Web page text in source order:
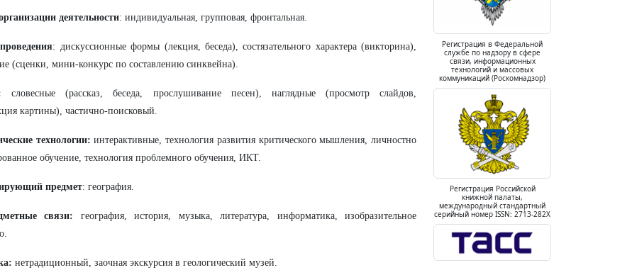
деятельности: индивидуальная, групповая, фронтальная.
: дискуссионные формы (лекция, беседа), состязательного характера (викторина),
(сценки, мини-конкурс по составлению синквейна).
словесные (рассказ, беседа, прослушивание песен), наглядные (просмотр слайдов,
картины), частично-поисковый.
технологии: интерактивные, технология развития критического мышления, личностно
обучение, технология проблемного обучения, ИКТ.
предмет: география.
связи: география, история, музыка, литература, информатика, изобразительное
нетрадиционный, заочная экскурсия в геологический музей.
Регистрация в Федеральной
службе по надзору в сфере
связи, информационных
технологий и массовых
коммуникаций (Роскомнадзор)
Регистрация Российской
книжной палаты,
международный стандартный
серийный номер ISSN: 2713-282X